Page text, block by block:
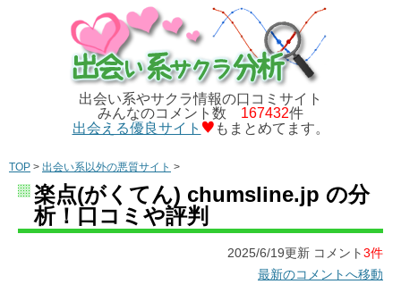
出会い系やサクラ情報の口コミサイト
みんなのコメント数 167432件
出会える優良サイト
もまとめてます。
TOP > 出会い系以外の悪質サイト >
楽点(がくてん) chumsline.jp の分
析！口コミや評判
2025/6/19更新 コメント3件
最新のコメントへ移動